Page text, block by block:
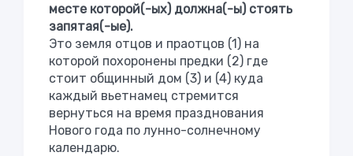
месте которой(-ых) должна(-ы) стоять
запятая(-ые).
Это земля отцов и праотцов (1) на
которой похоронены предки (2) где
стоит общинный дом (3) и (4) куда
каждый вьетнамец стремится
вернуться на время празднования
Нового года по лунно-солнечному
календарю.